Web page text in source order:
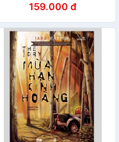
Truyện Kinh Dị159.000 đ